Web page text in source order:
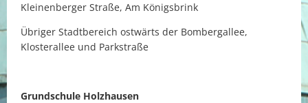
Kleinenberger Straße, Am Königsbrink
Übriger Stadtbereich ostwärts der Bombergallee,
Klosterallee und Parkstraße
Grundschule Holzhausen